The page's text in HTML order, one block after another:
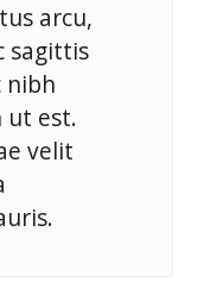
arcu,
sagittis
nibh
ut est.
velit